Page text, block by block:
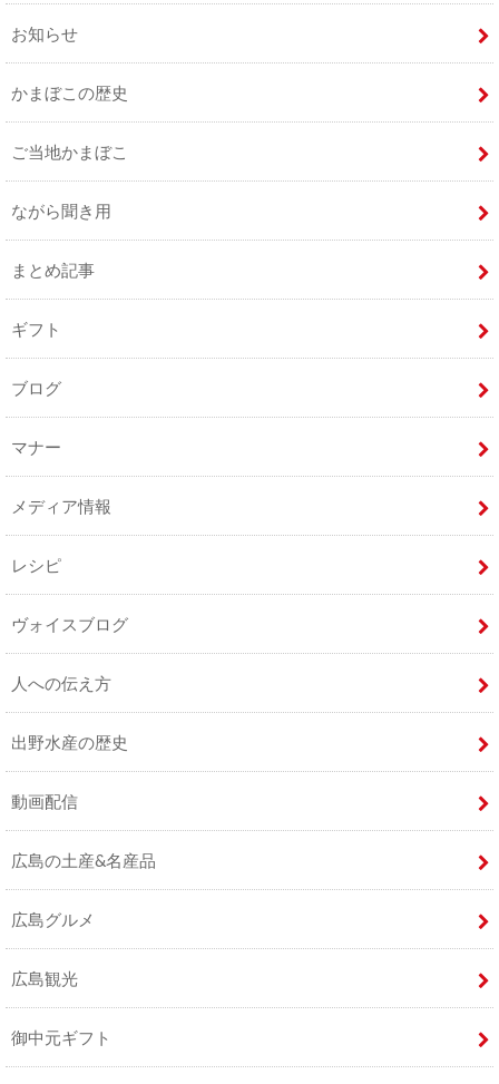
お知らせ
かまぼこの歴史
ご当地かまぼこ
ながら聞き用
まとめ記事
ギフト
ブログ
マナー
メディア情報
レシピ
ヴォイスブログ
人への伝え方
出野水産の歴史
動画配信
広島の土産&名産品
広島グルメ
広島観光
御中元ギフト